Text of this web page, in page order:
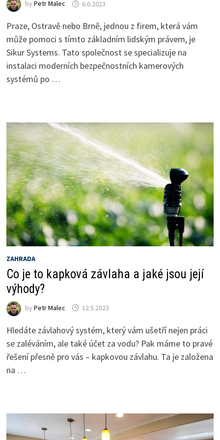
by Petr Malec 6.6.2023
Praze, Ostravě nebo Brně, jednou z firem, která vám
může pomoci s tímto základním lidským právem, je
Sikur Systems. Tato společnost se specializuje na
instalaci moderních bezpečnostních kamerových
systémů po …
ZAHRADA
Co je to kapková závlaha a jaké jsou její
výhody?
by Petr Malec 12.5.2023
Hledáte závlahový systém, který vám ušetří nejen práci
se zaléváním, ale také účet za vodu? Pak máme to pravé
řešení přesně pro vás – kapkovou závlahu. Ta je založena
na …